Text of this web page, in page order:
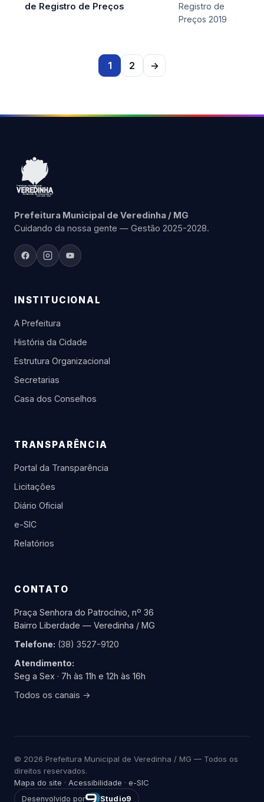
de Registro de Preços
Registro de
Preços 2019
1 2 →
Prefeitura Municipal de Veredinha / MG
Cuidando da nossa gente — Gestão 2025-2028.
INSTITUCIONAL
A Prefeitura
História da Cidade
Estrutura Organizacional
Secretarias
Casa dos Conselhos
TRANSPARÊNCIA
Portal da Transparência
Licitações
Diário Oficial
e-SIC
Relatórios
CONTATO
Praça Senhora do Patrocínio, nº 36
Bairro Liberdade — Veredinha / MG
Telefone: (38) 3527-9120
Atendimento:
Seg a Sex · 7h às 11h e 12h às 16h
Todos os canais →
© 2026 Prefeitura Municipal de Veredinha / MG — Todos os
direitos reservados.
Mapa do site · Acessibilidade · e-SIC
Desenvolvido por Studio9